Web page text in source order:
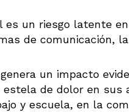
es un riesgo latente
de comunicación,
un impacto
de dolor en sus
y escuela, en la